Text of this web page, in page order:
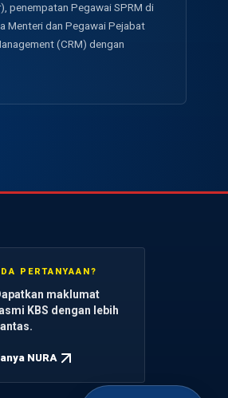
penempatan Pegawai SPRM di
Menteri dan Pegawai Pejabat
(CRM) dengan
PERTANYAAN?
maklumat
KBS dengan lebih
NURA